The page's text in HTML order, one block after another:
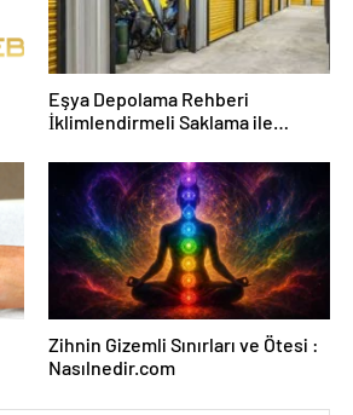
Eşya Depolama Rehberi
İklimlendirmeli Saklama ile
Zihnin Gizemli Sınırları ve Ötesi :
Nasılnedir.com